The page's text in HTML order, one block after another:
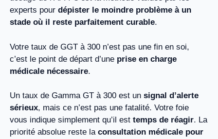
experts pour dépister le moindre problème à un
stade où il reste parfaitement curable.
Votre taux de GGT à 300 n’est pas une fin en soi,
c’est le point de départ d’une prise en charge
médicale nécessaire.
Un taux de Gamma GT à 300 est un signal d’alerte
sérieux, mais ce n’est pas une fatalité. Votre foie
vous indique simplement qu’il est temps de réagir. La
priorité absolue reste la consultation médicale pour